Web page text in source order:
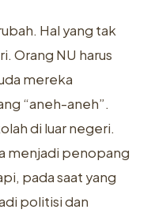
Hal yang tak
Orang NU harus
mereka
“aneh-aneh”.
di luar negeri.
menjadi penopang
pada saat yang
politisi dan